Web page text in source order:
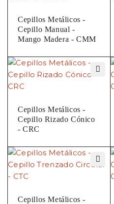
Cepillos Metálicos -
Cepillo Manual -
Mango Madera - CMM
Cepillos Metálicos -
Cepillo Rizado Cónico
- CRC
Cepillos Metálicos -